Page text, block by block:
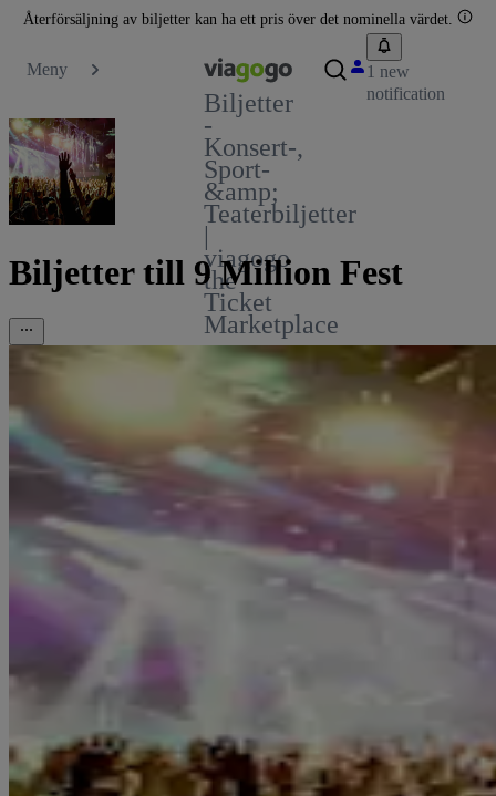
Återförsäljning av biljetter kan ha ett pris över det nominella värdet.
Meny
Biljetter
-
Konsert-,
Sport-
&amp;
Teaterbiljetter
|
viagogo
the
Ticket
Marketplace
1 new
notification
Biljetter till 9 Million Fest